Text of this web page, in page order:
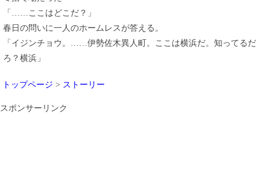
「……ここはどこだ？」
春日の問いに一人のホームレスが答える。
「イジンチョウ。……伊勢佐木異人町。ここは横浜だ。知ってるだ
ろ？横浜」
トップページ > ストーリー
スポンサーリンク